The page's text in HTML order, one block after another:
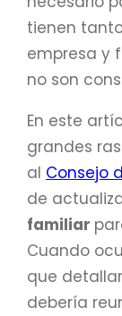
tienen
empresa y
no son
En este
grandes
al Consejo
de
familiar
Cuando
que
debería